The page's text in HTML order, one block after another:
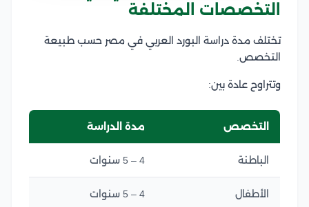
التخصصات المختلفة
تختلف مدة دراسة البورد العربي في مصر حسب طبيعة
التخصص.
وتتراوح عادة بين:
التخصص مدة الدراسة
الباطنة 4 – 5 سنوات
الأطفال 4 – 5 سنوات